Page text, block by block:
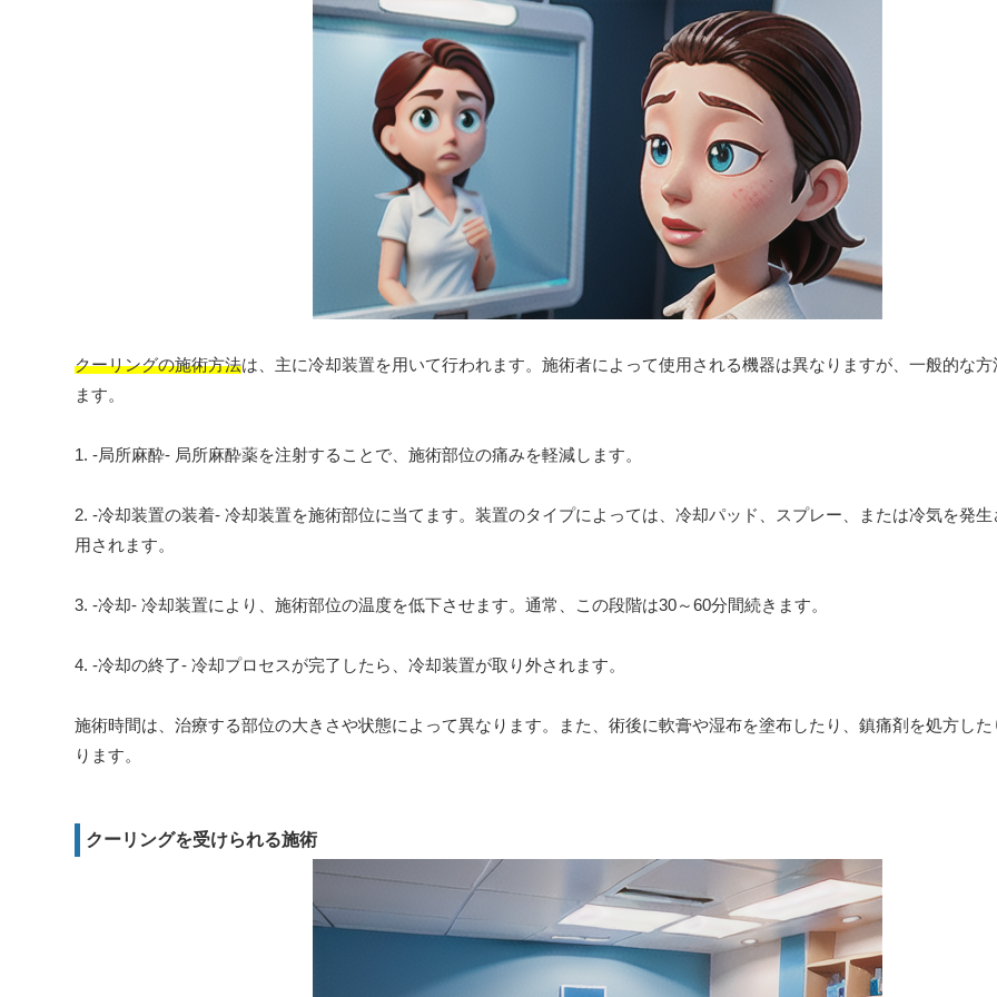
クーリングの施術方法は、主に冷却装置を用いて行われます。施術者によって使用される機器は異なりますが、一般的な方
ます。
1. -局所麻酔- 局所麻酔薬を注射することで、施術部位の痛みを軽減します。
2. -冷却装置の装着- 冷却装置を施術部位に当てます。装置のタイプによっては、冷却パッド、スプレー、または冷気を発
用されます。
3. -冷却- 冷却装置により、施術部位の温度を低下させます。通常、この段階は30～60分間続きます。
4. -冷却の終了- 冷却プロセスが完了したら、冷却装置が取り外されます。
施術時間は、治療する部位の大きさや状態によって異なります。また、術後に軟膏や湿布を塗布したり、鎮痛剤を処方し
ります。
クーリングを受けられる施術